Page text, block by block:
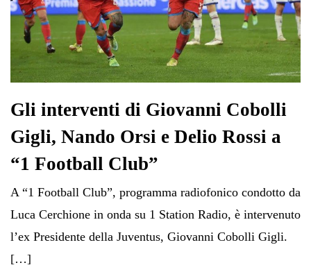
Gli interventi di Giovanni Cobolli
Gigli, Nando Orsi e Delio Rossi a
“1 Football Club”
A “1 Football Club”, programma radiofonico condotto da
Luca Cerchione in onda su 1 Station Radio, è intervenuto
l’ex Presidente della Juventus, Giovanni Cobolli Gigli.
[…]